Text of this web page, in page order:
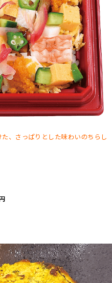
、さっぱりとした味わいのちらし